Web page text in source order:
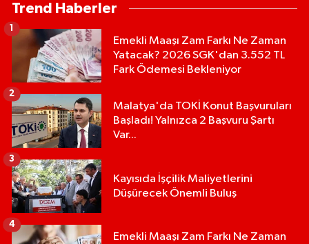
Trend Haberler
Emekli Maaşı Zam Farkı Ne Zaman
Yatacak? 2026 SGK'dan 3.552 TL
Fark Ödemesi Bekleniyor
1
Malatya'da TOKİ Konut Başvuruları
Başladı! Yalnızca 2 Başvuru Şartı
Var...
2
Kayısıda İşçilik Maliyetlerini
Düşürecek Önemli Buluş
3
Emekli Maaşı Zam Farkı Ne Zaman
4